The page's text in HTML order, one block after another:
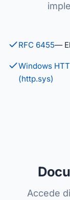
RFC 6455—
Windows
(http.sys)
Accede